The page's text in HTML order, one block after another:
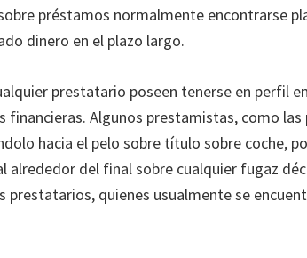
préstamos normalmente encontrarse
dinero en el plazo largo.
prestatario poseen tenerse en perfil
financieras. Algunos prestamistas, como
hacia el pelo sobre título sobre coche,
alrededor del final sobre cualquier fugaz
prestatarios, quienes usualmente se